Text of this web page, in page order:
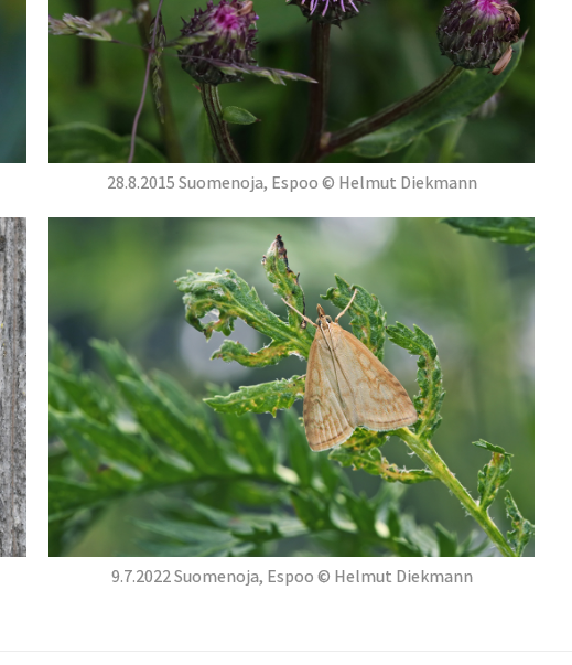
28.8.2015 Suomenoja, Espoo © Helmut Diekmann
9.7.2022 Suomenoja, Espoo © Helmut Diekmann